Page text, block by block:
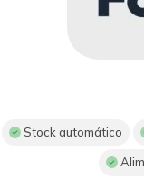
Stock automático